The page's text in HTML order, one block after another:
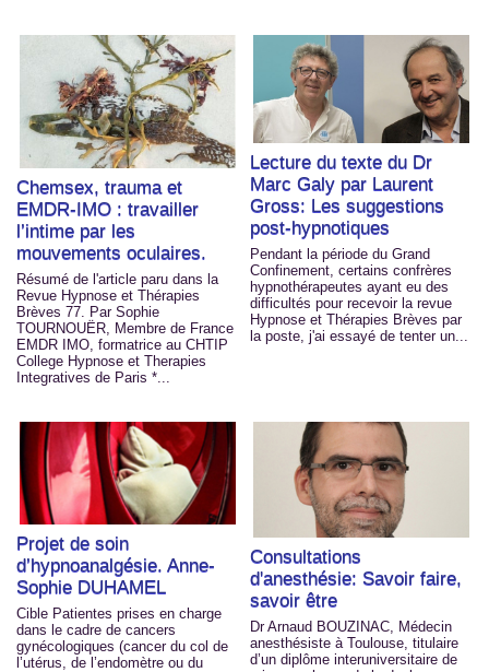
Chemsex, trauma et
EMDR-IMO : travailler
l’intime par les
mouvements oculaires.
Résumé de l'article paru dans la
Revue Hypnose et Thérapies
Brèves 77. Par Sophie
TOURNOUËR, Membre de France
EMDR IMO, formatrice au CHTIP
College Hypnose et Therapies
Integratives de Paris *...
Lecture du texte du Dr
Marc Galy par Laurent
Gross: Les suggestions
post-hypnotiques
Pendant la période du Grand
Confinement, certains confrères
hypnothérapeutes ayant eu des
difficultés pour recevoir la revue
Hypnose et Thérapies Brèves par
la poste, j'ai essayé de tenter un...
Projet de soin
d’hypnoanalgésie. Anne-
Sophie DUHAMEL
Cible Patientes prises en charge
dans le cadre de cancers
gynécologiques (cancer du col de
l’utérus, de l’endomètre ou du
Consultations
d'anesthésie: Savoir faire,
savoir être
Dr Arnaud BOUZINAC, Médecin
anesthésiste à Toulouse, titulaire
d’un diplôme interuniversitaire de